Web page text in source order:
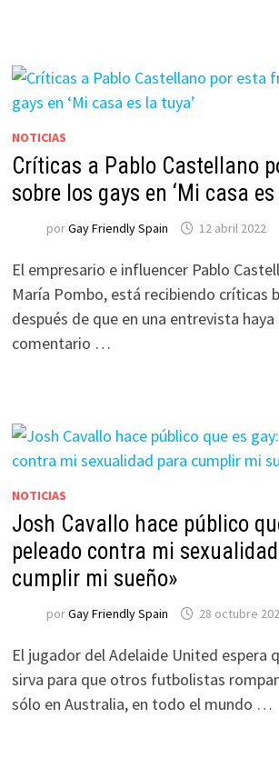
NOTICIAS
Críticas a Pablo Castellano
sobre los gays en ‘Mi casa
porGay Friendly Spain 12 abril 2022
El empresario e influencer Pablo
María Pombo, está recibiendo críticas
después de que en una entrevista haya
comentario …
NOTICIAS
Josh Cavallo hace público
peleado contra mi
cumplir mi sueño»
porGay Friendly Spain 28 octubre
El jugador del Adelaide United espera
sirva para que otros futbolistas
sólo en Australia, en todo el mundo …